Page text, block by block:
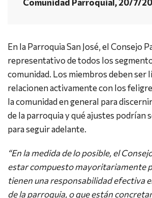
Comunidad Parroquial, 20/7/20
En la Parroquia San José, el Consejo
representativo de todos los
comunidad. Los miembros deben ser
relacionen activamente con los
la comunidad en general para
de la parroquia y qué ajustes podrían
para seguir adelante.
“En la medida de lo posible, el
estar compuesto mayoritariamente
tienen una responsabilidad efectiva
de la parroquia, o que están